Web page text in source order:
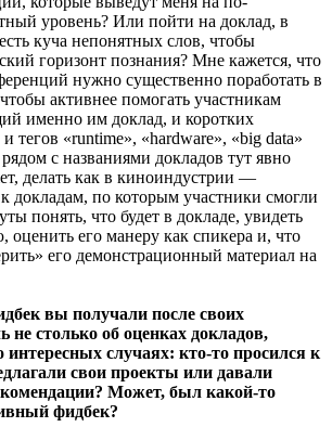
уровень? Или пойти на доклад, в
куча непонятных слов, чтобы
горизонт познания? Мне кажется, что
нужно существенно поработать в
активнее помогать участникам
именно им доклад, и коротких
тегов «runtime», «hardware», «big data»
с названиями докладов тут явно
делать как в киноиндустрии —
докладам, по которым участники смогли
понять, что будет в докладе, увидеть
оценить его манеру как спикера и, что
его демонстрационный материал на
вы получали после своих
не столько об оценках докладов,
интересных случаях: кто-то просился к
свои проекты или давали
Может, был какой-то
фидбек?